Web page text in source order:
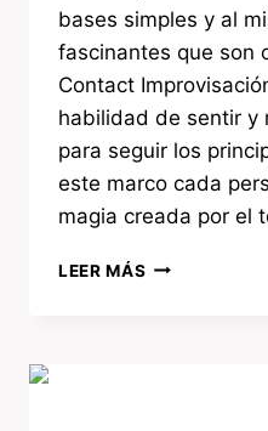
bases simples y al
fascinantes que son
Contact
habilidad de sentir y
para seguir los
este marco cada
magia creada por el
LEER MÁS